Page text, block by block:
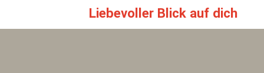
Liebevoller Blick auf dich